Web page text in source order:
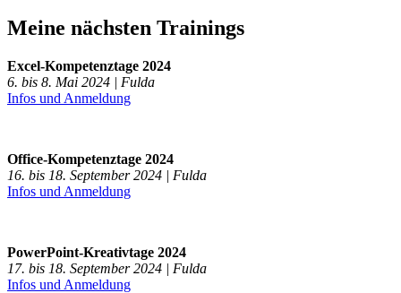
Meine nächsten Trainings
Excel-Kompetenztage 2024
6. bis 8. Mai 2024 | Fulda
Infos und Anmeldung
Office-Kompetenztage 2024
16. bis 18. September 2024 | Fulda
Infos und Anmeldung
PowerPoint-Kreativtage 2024
17. bis 18. September 2024 | Fulda
Infos und Anmeldung